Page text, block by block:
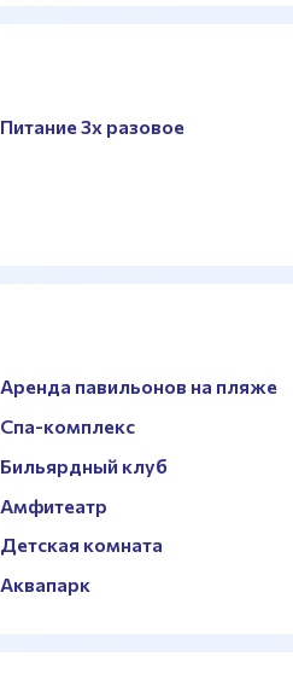
Питание 3х разовое
Аренда павильонов на пляже
Спа-комплекс
Бильярдный клуб
Амфитеатр
Детская комната
Аквапарк